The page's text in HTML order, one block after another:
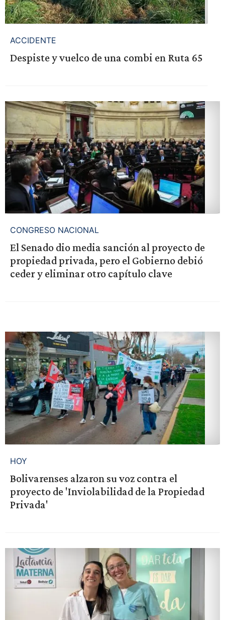
ACCIDENTE
Despiste y vuelco de una combi en Ruta 65
CONGRESO NACIONAL
El Senado dio media sanción al proyecto de
propiedad privada, pero el Gobierno debió
ceder y eliminar otro capítulo clave
HOY
Bolivarenses alzaron su voz contra el
proyecto de 'Inviolabilidad de la Propiedad
Privada'